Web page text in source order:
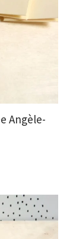
Angèle-